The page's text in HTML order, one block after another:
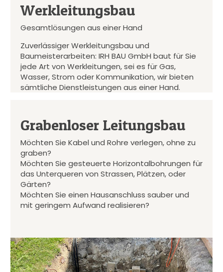
Werkleitungsbau
Gesamtlösungen aus einer Hand
Zuverlässiger Werkleitungsbau und
Baumeisterarbeiten: IRH BAU GmbH baut für Sie
jede Art von Werkleitungen, sei es für Gas,
Wasser, Strom oder Kommunikation, wir bieten
sämtliche Dienstleistungen aus einer Hand.
Grabenloser Leitungsbau
Möchten Sie Kabel und Rohre verlegen, ohne zu
graben?
Möchten Sie gesteuerte Horizontalbohrungen für
das Unterqueren von Strassen, Plätzen, oder
Gärten?
Möchten Sie einen Hausanschluss sauber und
mit geringem Aufwand realisieren?